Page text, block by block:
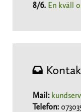
8/6. En kväll
Mail:
Telefon: